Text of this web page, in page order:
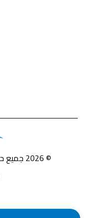
© 2026 جميع حقوق الطبع محفوظة، سودانايل